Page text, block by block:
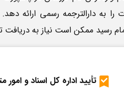
را به دارالترجمه رسمی
رسید ممکن است نیاز به
تأیید اداره کل اسناد و